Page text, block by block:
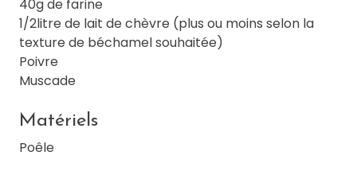
40g de farine
1/2litre de lait de chèvre (plus ou moins selon la
texture de béchamel souhaitée)
Poivre
Muscade
Matériels
Poêle